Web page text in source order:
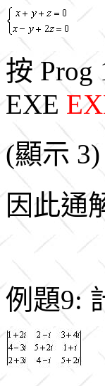
按 Prog
EXE
(顯示
因此通
例題9: